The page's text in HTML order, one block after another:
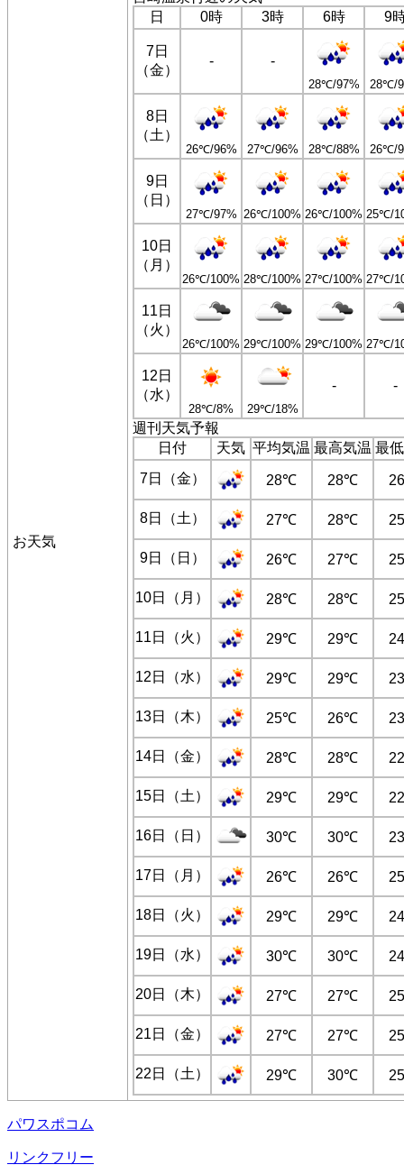
お天気
日
0時 3時 6時 9
7日
（金）
- -
28℃/97% 28℃/
8日
（土）
26℃/96% 27℃/96% 28℃/88% 26℃/
9日
（日）
27℃/97% 26℃/100% 26℃/100% 25℃/
10日
（月）
26℃/100% 28℃/100% 27℃/100% 27℃/
11日
（火）
26℃/100% 29℃/100% 29℃/100% 27℃/
12日
（水）
28℃/8% 29℃/18%
- -
週刊天気予報
日付
天気 平均気温 最高気温 最
7日（金）
28℃ 28℃
8日（土） 27℃ 28℃
9日（日） 26℃ 27℃
10日（月） 28℃ 28℃
11日（火） 29℃ 29℃
12日（水） 29℃ 29℃
13日（木） 25℃ 26℃
14日（金） 28℃ 28℃
15日（土） 29℃ 29℃
16日（日） 30℃ 30℃
17日（月） 26℃ 26℃
18日（火） 29℃ 29℃
19日（水） 30℃ 30℃
20日（木） 27℃ 27℃
21日（金） 27℃ 27℃
22日（土） 29℃ 30℃
パワスポコム
リンクフリー